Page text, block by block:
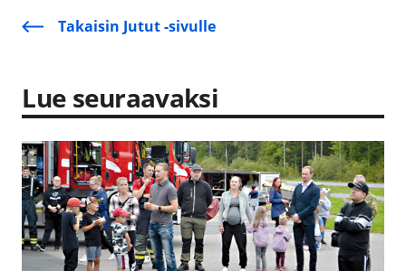
Takaisin Jutut -sivulle
Lue seuraavaksi